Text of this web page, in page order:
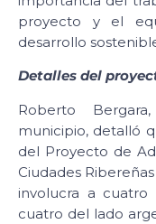
proyecto y el
desarrollo
Detalles del
Roberto
municipio, detalló
del Proyecto de
Ciudades
involucra a
cuatro del lado